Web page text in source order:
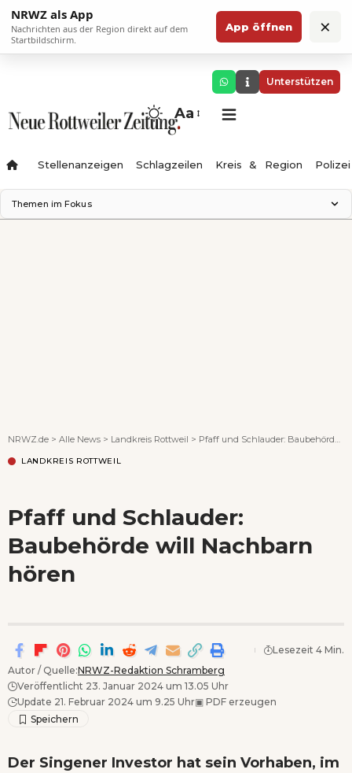
NRWZ als App
Nachrichten aus der Region direkt auf dem
Startbildschirm.
App öffnen ×
Unterstützen
Aa
Stellenanzeigen Schlagzeilen Kreis & Region Polizei
Themen im Fokus
NRWZ.de > Alle News > Landkreis Rottweil > Pfaff und Schlauder: Baubehörde will Nachbarn hören
LANDKREIS ROTTWEIL
Pfaff und Schlauder:
Baubehörde will Nachbarn
hören
Autor / Quelle:NRWZ-Redaktion Schramberg
Veröffentlicht 23. Januar 2024 um 13.05 Uhr
Update 21. Februar 2024 um 9.25 Uhr▣ PDF erzeugen
Lesezeit 4 Min.
Der Singener Investor hat sein Vorhaben, im